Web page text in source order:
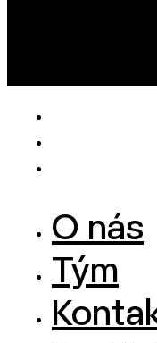
O nás
Tým